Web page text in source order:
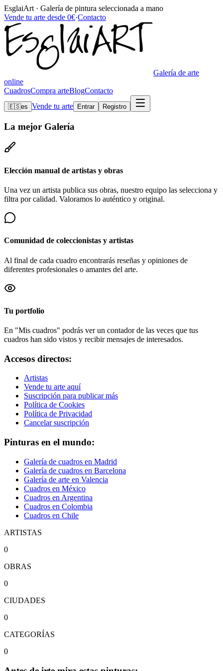
EsglaiArt · Galería de pintura seleccionada a mano
Vende tu arte desde 0€·Contacto
Galería de arte
online
CuadrosCompra arteBlogContacto
🇪🇸es Vende tu arte Entrar Registro
La mejor Galería
Elección manual de artistas y obras
Una vez un artista publica sus obras, nuestro equipo las selecciona y
filtra por calidad. Valoramos lo auténtico y original.
Comunidad de coleccionistas y artistas
Al final de cada cuadro encontrarás reseñas y opiniones de
diferentes profesionales o amantes del arte.
Tu portfolio
En "Mis cuadros" podrás ver un contador de las veces que tus
cuadros han sido vistos y recibir mensajes de interesados.
Accesos directos:
Artistas
Vende tu arte aquí
Suscripción para publicar más
Política de Cookies
Política de Privacidad
Cancelar suscripción
Pinturas en el mundo:
Galería de cuadros en Madrid
Galería de cuadros en Barcelona
Galería de arte en Valencia
Cuadros en México
Cuadros en Argentina
Cuadros en Colombia
Cuadros en Chile
ARTISTAS
0
OBRAS
0
CIUDADES
0
CATEGORÍAS
0